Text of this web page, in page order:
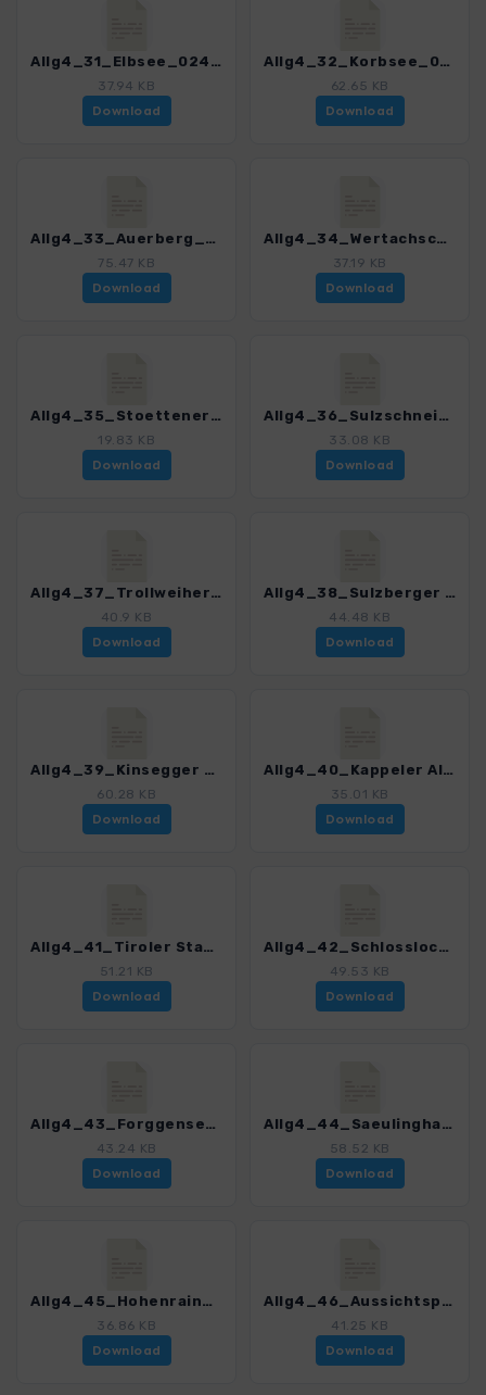
Allg4_31_Elbsee_0245_1.gpx
37.94 KB
Download
Allg4_32_Korbsee_0245_1.gpx
62.65 KB
Download
Allg4_33_Auerberg_0245_1.gpx
75.47 KB
Download
Allg4_34_Wertachschlucht_0245_1.gpx
37.19 KB
Download
Allg4_35_Stoettener Moor_0245_1.gpx
19.83 KB
Download
Allg4_36_Sulzschneider Forst_0245_1.gpx
33.08 KB
Download
Allg4_37_Trollweiher_0245_1.gpx
40.9 KB
Download
Allg4_38_Sulzberger Weiher_0245_1.gpx
44.48 KB
Download
Allg4_39_Kinsegger Weiher_0245_1.gpx
60.28 KB
Download
Allg4_40_Kappeler Alm_0245_1.gpx
35.01 KB
Download
Allg4_41_Tiroler Stadl_0245_1.gpx
51.21 KB
Download
Allg4_42_Schlossloch_0245_1.gpx
49.53 KB
Download
Allg4_43_Forggensee und Poellatschlucht_0245_1.gpx
43.24 KB
Download
Allg4_44_Saeulinghaus_0245_1.gpx
58.52 KB
Download
Allg4_45_Hohenrain_0245_1.gpx
36.86 KB
Download
Allg4_46_Aussichtspunkt Bock_0245_1.gpx
41.25 KB
Download